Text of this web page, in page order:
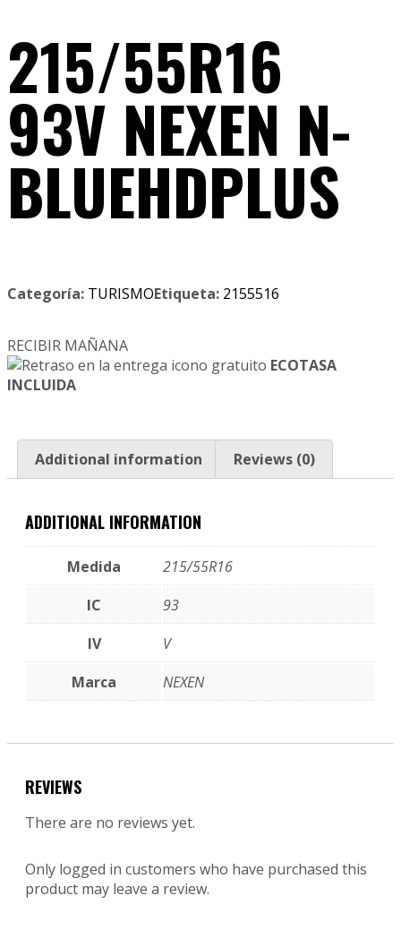
215/55R16
93V NEXEN N-
BLUEHDPLUS
Categoría: TURISMOEtiqueta: 2155516
RECIBIR MAÑANA
ECOTASA
INCLUIDA
Additional information Reviews (0)
ADDITIONAL INFORMATION
Medida
215/55R16
IC
93
IV
V
Marca
NEXEN
REVIEWS
There are no reviews yet.
Only logged in customers who have purchased this
product may leave a review.